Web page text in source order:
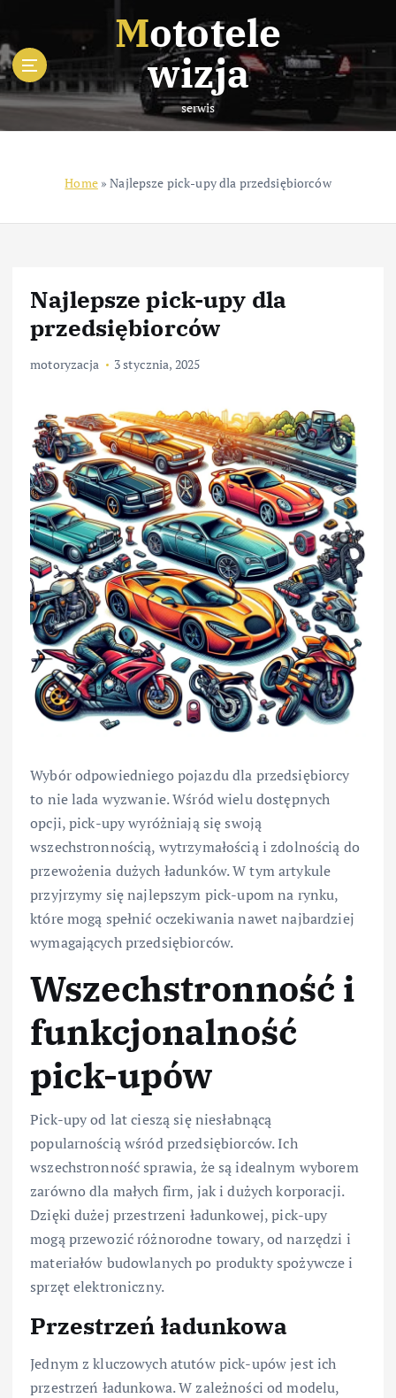
i
p
t
o
c
Mototele
wizja
serwis
Home»Najlepsze pick-upy dla przedsiębiorców
Najlepsze pick-upy dla
przedsiębiorców
motoryzacja 3 stycznia, 2025
Wybór odpowiedniego pojazdu dla przedsiębiorcy
to nie lada wyzwanie. Wśród wielu dostępnych
opcji, pick-upy wyróżniają się swoją
wszechstronnością, wytrzymałością i zdolnością do
przewożenia dużych ładunków. W tym artykule
przyjrzymy się najlepszym pick-upom na rynku,
które mogą spełnić oczekiwania nawet najbardziej
wymagających przedsiębiorców.
Wszechstronność i
funkcjonalność
pick-upów
Pick-upy od lat cieszą się niesłabnącą
popularnością wśród przedsiębiorców. Ich
wszechstronność sprawia, że są idealnym wyborem
zarówno dla małych firm, jak i dużych korporacji.
Dzięki dużej przestrzeni ładunkowej, pick-upy
mogą przewozić różnorodne towary, od narzędzi i
materiałów budowlanych po produkty spożywcze i
sprzęt elektroniczny.
Przestrzeń ładunkowa
Jednym z kluczowych atutów pick-upów jest ich
przestrzeń ładunkowa. W zależności od modelu,